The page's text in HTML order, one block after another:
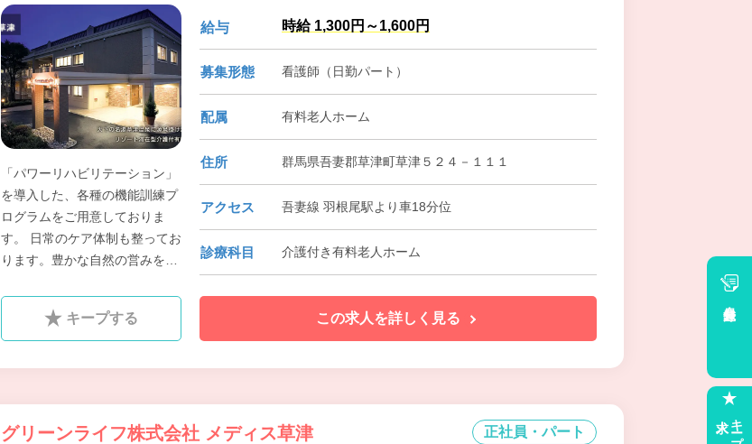
「パワーリハビリテーション」
を導入した、各種の機能訓練プ
ログラムをご用意しておりま
す。 日常のケア体制も整ってお
ります。豊かな自然の営みを身
リラックスした、安心・快適な
日常をお過ごし頂けるよう、ス
たちと一緒に元気に働いて頂け
給与 時給 1,300円～1,600円
募集形態 看護師（日勤パート）
配属 有料老人ホーム
住所 群馬県吾妻郡草津町草津５２４－１１１
アクセス 吾妻線 羽根尾駅より車18分位
診療科目 介護付き有料老人ホーム
キープする この求人を詳しく見る
グリーンライフ株式会社 メディス草津 正社員・パート